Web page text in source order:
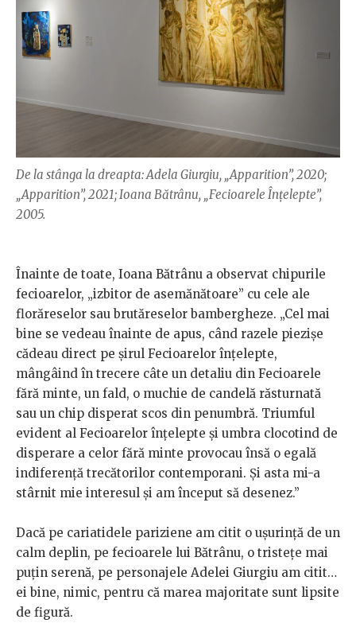
De la stânga la dreapta: Adela Giurgiu, „Apparition”, 2020;
„Apparition”, 2021; Ioana Bătrânu, „Fecioarele Înțelepte”,
2005.
Înainte de toate, Ioana Bătrânu a observat chipurile
fecioarelor, „izbitor de asemănătoare” cu cele ale
florăreselor sau brutăreselor bambergheze. „Cel mai
bine se vedeau înainte de apus, când razele piezișe
cădeau direct pe șirul Fecioarelor înțelepte,
mângâind în trecere câte un detaliu din Fecioarele
fără minte, un fald, o muchie de candelă răsturnată
sau un chip disperat scos din penumbră. Triumful
evident al Fecioarelor înțelepte și umbra clocotind de
disperare a celor fără minte provocau însă o egală
indiferență trecătorilor contemporani. Și asta mi-a
stârnit mie interesul și am început să desenez.”
Dacă pe cariatidele pariziene am citit o ușurință de un
calm deplin, pe fecioarele lui Bătrânu, o tristețe mai
puțin serenă, pe personajele Adelei Giurgiu am citit…
ei bine, nimic, pentru că marea majoritate sunt lipsite
de figură.